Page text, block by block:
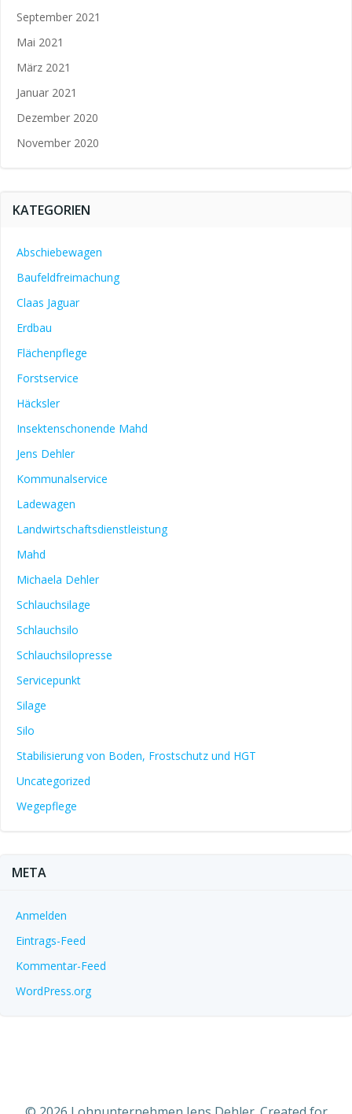
September 2021
Mai 2021
März 2021
Januar 2021
Dezember 2020
November 2020
KATEGORIEN
Abschiebewagen
Baufeldfreimachung
Claas Jaguar
Erdbau
Flächenpflege
Forstservice
Häcksler
Insektenschonende Mahd
Jens Dehler
Kommunalservice
Ladewagen
Landwirtschaftsdienstleistung
Mahd
Michaela Dehler
Schlauchsilage
Schlauchsilo
Schlauchsilopresse
Servicepunkt
Silage
Silo
Stabilisierung von Boden, Frostschutz und HGT
Uncategorized
Wegepflege
META
Anmelden
Eintrags-Feed
Kommentar-Feed
WordPress.org